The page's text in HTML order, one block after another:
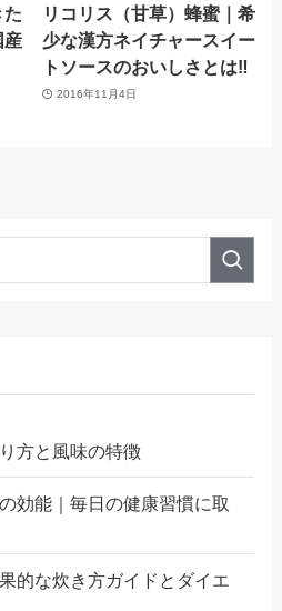
た
産
リコリス（甘草）蜂蜜｜希
少な漢方ネイチャースイー
トソースのおいしさとは‼
2016年11月4日
方と風味の特徴
効能｜毎日の健康習慣に取
的な炊き方ガイドとダイエ